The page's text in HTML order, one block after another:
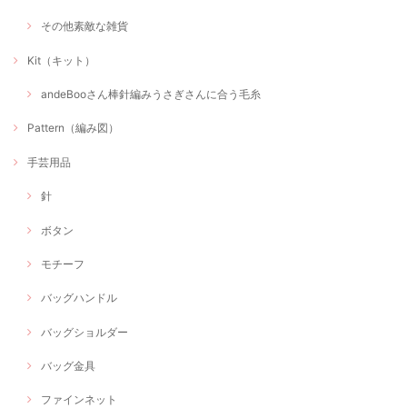
その他素敵な雑貨
Kit（キット）
andeBooさん棒針編みうさぎさんに合う毛糸
Pattern（編み図）
手芸用品
針
ボタン
モチーフ
バッグハンドル
バッグショルダー
バッグ金具
ファインネット